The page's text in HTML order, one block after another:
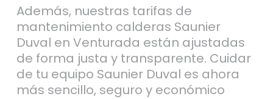
Además, nuestras tarifas de
mantenimiento calderas Saunier
Duval en Venturada están ajustadas
de forma justa y transparente. Cuidar
de tu equipo Saunier Duval es ahora
más sencillo, seguro y económico